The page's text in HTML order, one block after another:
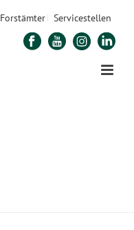
Forstämter Servicestellen